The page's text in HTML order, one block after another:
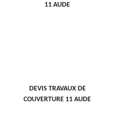
11 AUDE
DEVIS TRAVAUX DE
COUVERTURE 11 AUDE